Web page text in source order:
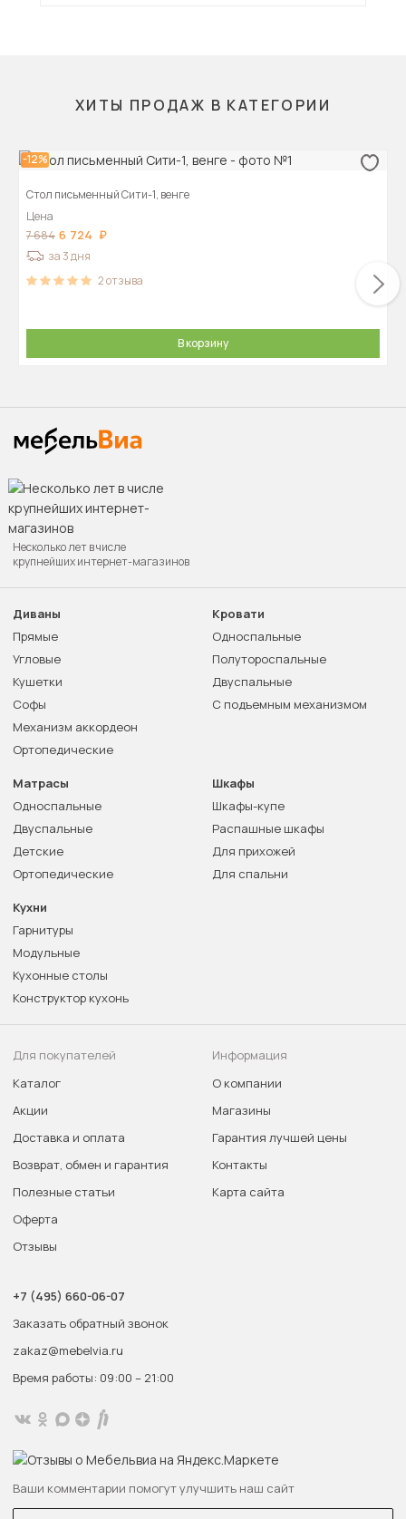
ХИТЫ ПРОДАЖ В КАТЕГОРИИ
-12%
Стол письменный Сити-1, венге
Цена
7 684 6 724
за 3 дня
2отзыва
В корзину
Несколько лет в числе
крупнейших интернет-магазинов
Диваны
Прямые
Угловые
Кушетки
Софы
Механизм аккордеон
Ортопедические
Кровати
Односпальные
Полутороспальные
Двуспальные
С подъемным механизмом
Матрасы
Односпальные
Двуспальные
Детские
Ортопедические
Шкафы
Шкафы-купе
Распашные шкафы
Для прихожей
Для спальни
Кухни
Гарнитуры
Модульные
Кухонные столы
Конструктор кухонь
Для покупателей
Каталог
Акции
Доставка и оплата
Возврат, обмен и гарантия
Полезные статьи
Оферта
Отзывы
Информация
О компании
Магазины
Гарантия лучшей цены
Контакты
Карта сайта
+7 (495) 660-06-07
Заказать обратный звонок
zakaz@mebelvia.ru
Время работы: 09:00 – 21:00
Ваши комментарии помогут улучшить наш сайт